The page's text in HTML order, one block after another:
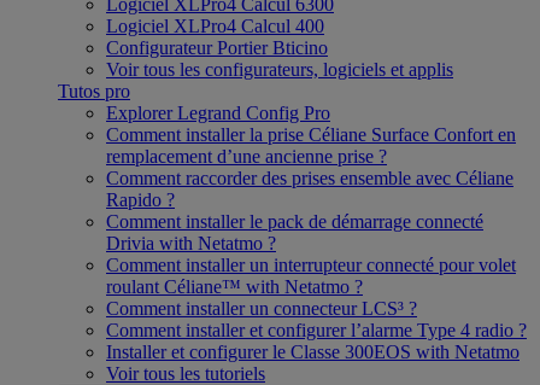
Logiciel XLPro4 Calcul 6300
Logiciel XLPro4 Calcul 400
Configurateur Portier Bticino
Voir tous les configurateurs, logiciels et applis
Tutos pro
Explorer Legrand Config Pro
Comment installer la prise Céliane Surface Confort en
remplacement d’une ancienne prise ?
Comment raccorder des prises ensemble avec Céliane
Rapido ?
Comment installer le pack de démarrage connecté
Drivia with Netatmo ?
Comment installer un interrupteur connecté pour volet
roulant Céliane™ with Netatmo ?
Comment installer un connecteur LCS³ ?
Comment installer et configurer l’alarme Type 4 radio ?
Installer et configurer le Classe 300EOS with Netatmo
Voir tous les tutoriels